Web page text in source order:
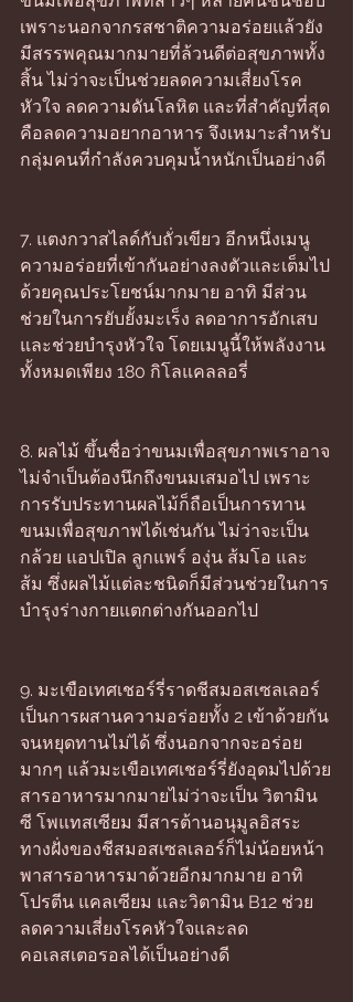
เพราะนอกจากรสชาติความอร่อยแล้วยัง
มีสรรพคุณมากมายที่ล้วนดีต่อสุขภาพทั้ง
สิ้น ไม่ว่าจะเป็นช่วยลดความเสี่ยงโรค
หัวใจ ลดความดันโลหิต และที่สำคัญที่สุด
คือลดความอยากอาหาร จึงเหมาะสำหรับ
กลุ่มคนที่กำลังควบคุมน้ำหนักเป็นอย่างดี
7. แตงกวาสไลด์กับถั่วเขียว อีกหนึ่งเมนู
ความอร่อยที่เข้ากันอย่างลงตัวและเต็มไป
ด้วยคุณประโยชน์มากมาย อาทิ มีส่วน
ช่วยในการยับยั้งมะเร็ง ลดอาการอักเสบ
และช่วยบำรุงหัวใจ โดยเมนูนี้ให้พลังงาน
ทั้งหมดเพียง 180 กิโลแคลลอรี่
8. ผลไม้ ขึ้นชื่อว่าขนมเพื่อสุขภาพเราอาจ
ไม่จำเป็นต้องนึกถึงขนมเสมอไป เพราะ
การรับประทานผลไม้ก็ถือเป็นการทาน
ขนมเพื่อสุขภาพได้เช่นกัน ไม่ว่าจะเป็น
กล้วย แอปเปิล ลูกแพร์ องุ่น ส้มโอ และ
ส้ม ซึ่งผลไม้แต่ละชนิดก็มีส่วนช่วยในการ
บำรุงร่างกายแตกต่างกันออกไป
9. มะเขือเทศเชอร์รี่ราดชีสมอสเซลเลอร์
เป็นการผสานความอร่อยทั้ง 2 เข้าด้วยกัน
จนหยุดทานไม่ได้ ซึ่งนอกจากจะอร่อย
มากๆ แล้วมะเขือเทศเชอร์รี่ยังอุดมไปด้วย
สารอาหารมากมายไม่ว่าจะเป็น วิตามิน
ซี โพแทสเซียม มีสารต้านอนุมูลอิสระ
ทางฝั่งของชีสมอสเซลเลอร์ก็ไม่น้อยหน้า
พาสารอาหารมาด้วยอีกมากมาย อาทิ
โปรตีน แคลเซียม และวิตามิน B12 ช่วย
ลดความเสี่ยงโรคหัวใจและลด
คอเลสเตอรอลได้เป็นอย่างดี